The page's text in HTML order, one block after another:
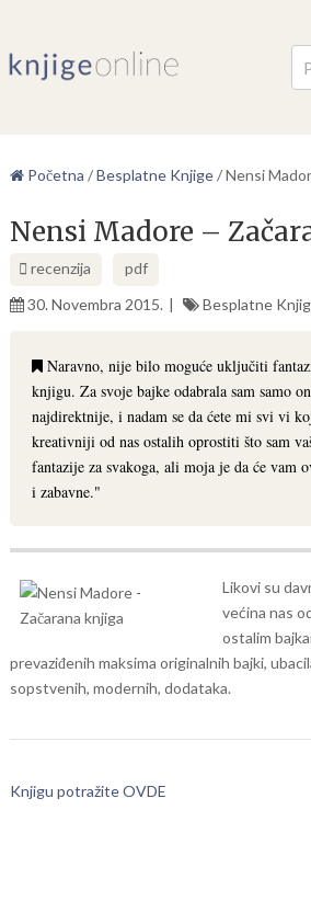
Početna /Besplatne Knjige/Nensi
Nensi Madore –
recenzija
pdf
30. Novembra 2015.
Besplatne
Naravno, nije bilo moguće uključiti
knjigu. Za svoje bajke odabrala sam samo
najdirektnije, i nadam se da ćete mi svi vi
kreativniji od nas ostalih oprostiti što sam
fantazije za svakoga, ali moja je da će vam
i zabavne."
Likovi su
većina nas
ostalim
prevaziđenih maksima originalnih bajki,
sopstvenih, modernih, dodataka.
Knjigu potražite OVDE